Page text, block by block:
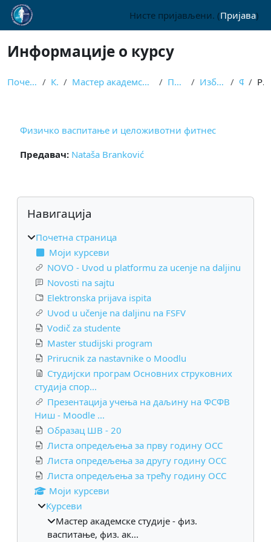
Иди на главни садржај
Нисте пријављени. (Пријава)
Информације о курсу
Почетна страница Курсеви Мастер академске студије - физ. васпитање, физ. ак... Први семестар Изборни предмети ФВЦФ Резиме
Физичко васпитање и целоживотни фитнес
Предавач: Nataša Branković
Блокови
Прескочи Навигација
Навигација
Почетна страница
Моји курсеви
NOVO - Uvod u platformu za ucenje na daljinu
Novosti na sajtu
Elektronska prijava ispita
Uvod u učenje na daljinu na FSFV
Vodič za studente
Master studijski program
Prirucnik za nastavnike o Moodlu
Студијски програм Основних струковних
студија спор...
Презентација учења на даљину на ФСФВ
Ниш - Moodle ...
Образац ШВ - 20
Листа опредељења за прву годину ОСС
Листа опредељења за другу годину ОСС
Листа опредељења за трећу годину ОСС
Моји курсеви
Курсеви
Мастер академске студије - физ.
васпитање, физ. ак...